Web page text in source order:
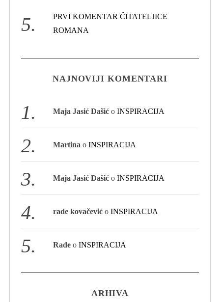
PRVI KOMENTAR ČITATELJICE
ROMANA
NAJNOVIJI KOMENTARI
Maja Jasić Dašić oINSPIRACIJA
Martina oINSPIRACIJA
Maja Jasić Dašić oINSPIRACIJA
rade kovačević oINSPIRACIJA
Rade oINSPIRACIJA
ARHIVA
c
h
o